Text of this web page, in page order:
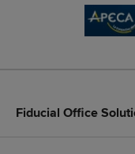
Fiducial Office